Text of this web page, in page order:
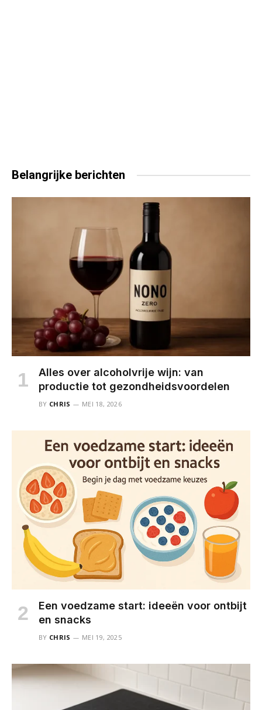
Belangrijke berichten
Alles over alcoholvrije wijn: van
productie tot gezondheidsvoordelen
BY CHRIS MEI 18, 2026
Een voedzame start: ideeën voor ontbijt
en snacks
BY CHRIS MEI 19, 2025